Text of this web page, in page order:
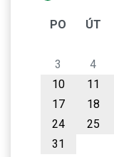
PO ÚT
3
4
10
11
17
18
24
25
31